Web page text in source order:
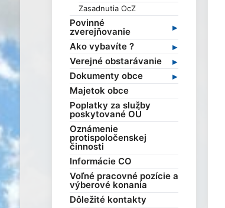
Zasadnutia OcZ
Povinné
zverejňovanie
Zmluvy
Faktúry
Objednávky
Ako vybavíte ?
Stavebný poriadok
Výruby drevín
Dane a poplatky
Evidencia obyvateľov
Overovanie dokumentov
Sťažnosti a žiadosti
Sociálna pomoc
Elektronické služby
Verejné obstarávanie
Verejné obstarávania
Profil verejného
obstarávateľa
Dokumenty obce
Kompetencie obce
Všeobecné záväzné
nariadenia
Ekonomické dokumenty
Rozpočet obce
Rozvojové dokumenty
Smernice
Majetok obce
Poplatky za služby
poskytované OÚ
Oznámenie
protispoločenskej
činnosti
Informácie CO
Voľné pracovné pozície a
výberové konania
Dôležité kontakty